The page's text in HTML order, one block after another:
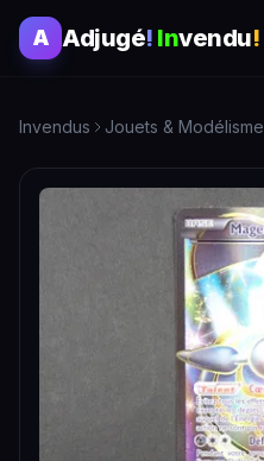
A Adjugé! Invendu!
Invendus Jouets & Modélisme